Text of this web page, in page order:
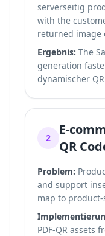
serverseitig
with the
returned image
Ergebnis: The
generation
dynamischer
2
E-
QR
Problem:
and support
map to product-
PDF-QR assets